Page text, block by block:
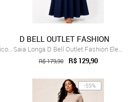
Conjunto D Bell Outlet Fashion Tricot Ma...
D BELL OUTLET FASHION
Saia Longa D Bell Outlet Fashion Elegant...
R$ 179,90 R$ 129,90
-55%